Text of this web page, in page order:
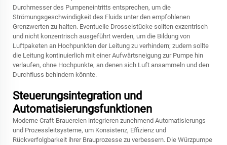
Durchmesser des Pumpeneintritts entsprechen, um die
Strömungsgeschwindigkeit des Fluids unter den empfohlenen
Grenzwerten zu halten. Eventuelle Drosselstücke sollten exzentrisch
und nicht konzentrisch ausgeführt werden, um die Bildung von
Luftpaketen an Hochpunkten der Leitung zu verhindern; zudem sollte
die Leitung kontinuierlich mit einer Aufwärtsneigung zur Pumpe hin
verlaufen, ohne Hochpunkte, an denen sich Luft ansammeln und den
Durchfluss behindern könnte.
Steuerungsintegration und
Automatisierungsfunktionen
Moderne Craft-Brauereien integrieren zunehmend Automatisierungs-
und Prozessleitsysteme, um Konsistenz, Effizienz und
Rückverfolgbarkeit ihrer Brauprozesse zu verbessern. Die Würzpumpe